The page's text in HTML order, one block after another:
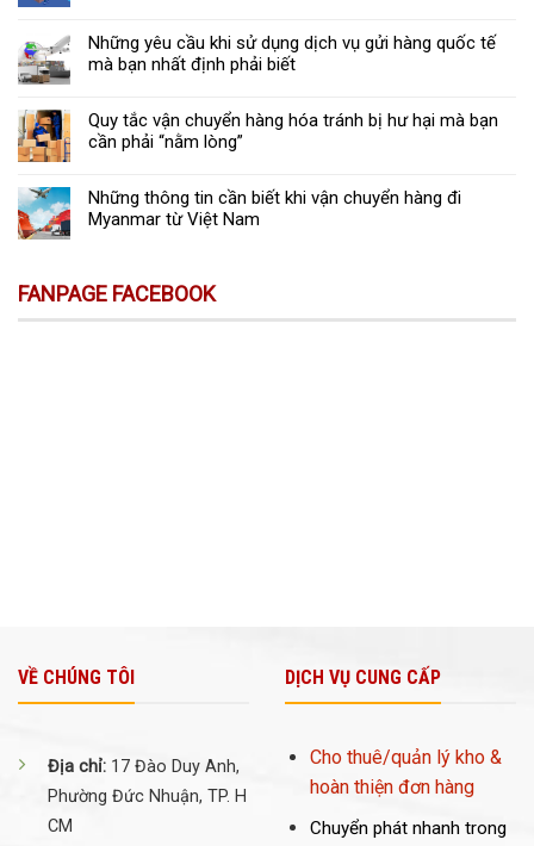
Những yêu cầu khi sử dụng dịch vụ gửi hàng quốc tế
mà bạn nhất định phải biết
Quy tắc vận chuyển hàng hóa tránh bị hư hại mà bạn
cần phải “nằm lòng”
Những thông tin cần biết khi vận chuyển hàng đi
Myanmar từ Việt Nam
FANPAGE FACEBOOK
VỀ CHÚNG TÔI
Địa chỉ: 17 Đào Duy Anh,
Phường Đức Nhuận, TP. H
CM
DỊCH VỤ CUNG CẤP
Cho thuê/quản lý kho &
hoàn thiện đơn hàng
Chuyển phát nhanh trong